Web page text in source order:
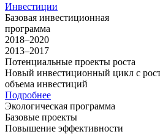
Инвестиции
Базовая инвестиционная
программа
2018–2020
2013–2017
Потенциальные проекты роста
Новый инвестиционный цикл с
объема инвестиций
Подробнее
Экологическая программа
Базовые проекты
Повышение эффективности